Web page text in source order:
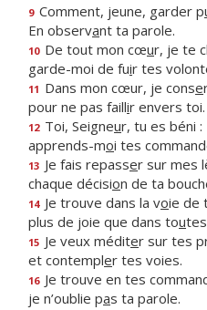
9 Comment, jeune, garder p
En observant ta parole.
10 De tout mon cœur, je te
garde-moi de fuir tes
11 Dans mon cœur, je conse
pour ne pas faillir envers toi.
12 Toi, Seigneur, tu es béni :
apprends-moi tes
13 Je fais repasser sur mes
chaque décision de ta
14 Je trouve dans la voie de
plus de joie que dans tou
15 Je veux méditer sur tes
et contempler tes voies.
16 Je trouve en tes
je n’oublie pas ta parole.